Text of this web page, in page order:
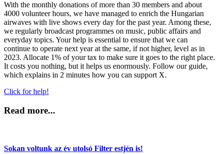
With the monthly donations of more than 30 members and about
4000 volunteer hours, we have managed to enrich the Hungarian
airwaves with live shows every day for the past year. Among these,
we regularly broadcast programmes on music, public affairs and
everyday topics. Your help is essential to ensure that we can
continue to operate next year at the same, if not higher, level as in
2023. Allocate 1% of your tax to make sure it goes to the right place.
It costs you nothing, but it helps us enormously. Follow our guide,
which explains in 2 minutes how you can support X.
Click for help!
Read more...
Sokan voltunk az év utolsó Filter estjén is!